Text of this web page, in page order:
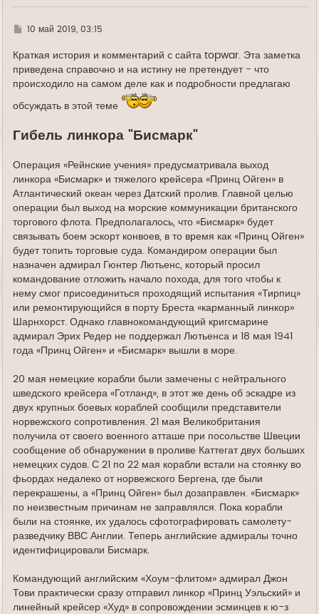
Г10 май 2019, 03:15
Краткая история и комментарий с сайта topwar. Эта заметка
приведена справочно и на истину не претендует - что
происходило на самом деле как и подробности предлагаю
обсуждать в этой теме
Гибель линкора "Бисмарк"
Операция «Рейнские учения» предусматривала выход
линкора «Бисмарк» и тяжелого крейсера «Принц Ойген» в
Атлантический океан через Датский пролив. Главной целью
операции был выход на морские коммуникации британского
торгового флота. Предполагалось, что «Бисмарк» будет
связывать боем эскорт конвоев, в то время как «Принц Ойген»
будет топить торговые суда. Командиром операции был
назначен адмирал Гюнтер Лютьенс, который просил
командование отложить начало похода, для того чтобы к
нему смог присоединиться проходящий испытания «Тирпиц»
или ремонтирующийся в порту Бреста «карманный линкор»
Шарнхорст. Однако главнокомандующий кригсмарине
адмирал Эрих Редер не поддержал Лютьенса и 18 мая 1941
года «Принц Ойген» и «Бисмарк» вышли в море.
20 мая немецкие корабли были замечены с нейтрального
шведского крейсера «Готланд», в этот же день об эскадре из
двух крупных боевых кораблей сообщили представители
норвежского сопротивления. 21 мая Великобритания
получила от своего военного атташе при посольстве Швеции
сообщение об обнаружении в проливе Каттегат двух больших
немецких судов. С 21 по 22 мая корабли встали на стоянку во
фьордах недалеко от норвежского Бергена, где были
перекрашены, а «Принц Ойген» был дозаправлен. «Бисмарк»
по неизвестным причинам не заправлялся. Пока корабли
были на стоянке, их удалось сфотографировать самолету-
разведчику ВВС Англии. Теперь английские адмиралы точно
идентифицировали Бисмарк.
Командующий английским «Хоум-флитом» адмирал Джон
Тови практически сразу отправил линкор «Принц Уэльский» и
линейный крейсер «Худ» в сопровождении эсминцев к ю-з